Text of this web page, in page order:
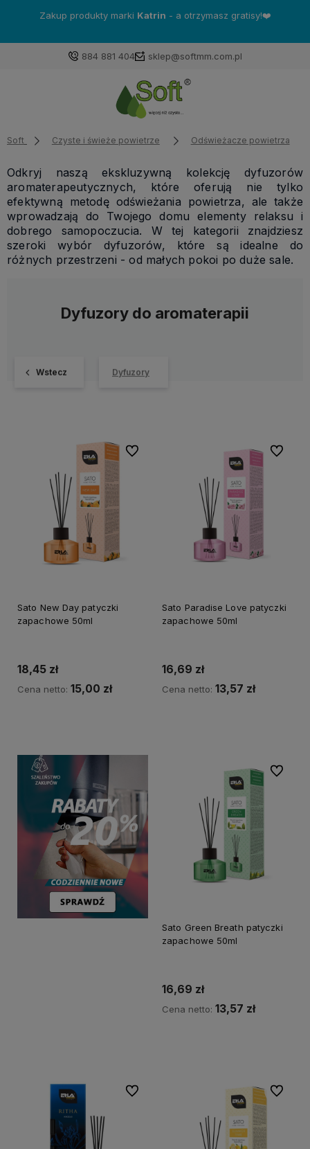
Zakup produkty marki Katrin - a otrzymasz gratisy!❤️
884 881 404 sklep@softmm.com.pl
Soft Czyste i świeże powietrze Odświeżacze powietrza
Odkryj naszą ekskluzywną kolekcję dyfuzorów
aromaterapeutycznych, które oferują nie tylko
efektywną metodę odświeżania powietrza, ale także
wprowadzają do Twojego domu elementy relaksu i
dobrego samopoczucia. W tej kategorii znajdziesz
szeroki wybór dyfuzorów, które są idealne do
różnych przestrzeni - od małych pokoi po duże sale.
Dyfuzory do aromaterapii
Wstecz Dyfuzory
Sato New Day patyczki
zapachowe 50ml
18,45 zł
Cena netto: 15,00 zł
Do ulubionych
Sato Paradise Love patyczki
zapachowe 50ml
16,69 zł
Cena netto: 13,57 zł
Do
Sato Green Breath patyczki
zapachowe 50ml
16,69 zł
Cena netto: 13,57 zł
Do
Do ulubionych Do